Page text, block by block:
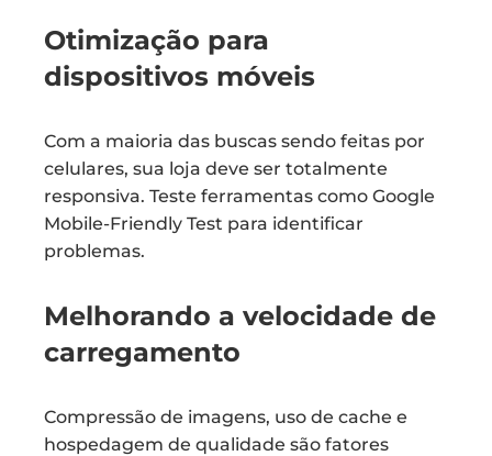
Otimização para
dispositivos móveis
Com a maioria das buscas sendo feitas por
celulares, sua loja deve ser totalmente
responsiva. Teste ferramentas como Google
Mobile-Friendly Test para identificar
problemas.
Melhorando a velocidade de
carregamento
Compressão de imagens, uso de cache e
hospedagem de qualidade são fatores